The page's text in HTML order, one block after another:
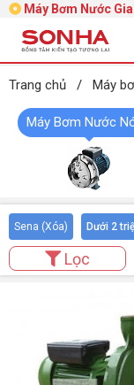
Máy Bơm Nước
Trang chủ / Máy
Máy Bơm Nước
Sena (Xóa) Dưới 2
Lọc